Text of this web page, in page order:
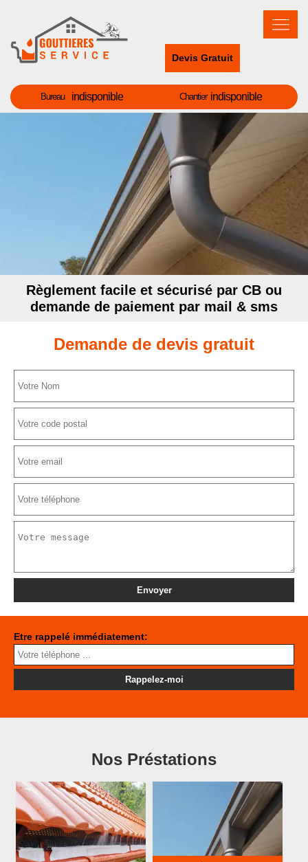
Devis Gratuit
Bureau indisponible Chantier indisponible
Règlement facile et sécurisé par CB ou
demande de paiement par mail & sms
Demande de devis gratuit
Etre rappelé immédiatement:
Nos Préstations